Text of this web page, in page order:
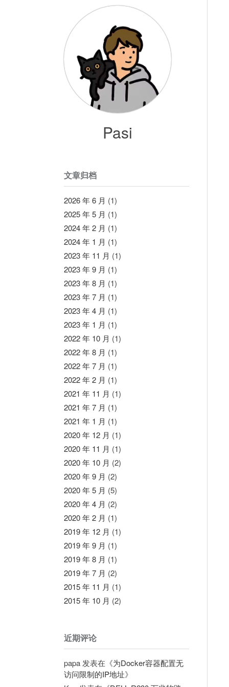
Pasi
文章归档
2026 年 6 月 (1)
2025 年 5 月 (1)
2024 年 2 月 (1)
2024 年 1 月 (1)
2023 年 11 月 (1)
2023 年 9 月 (1)
2023 年 8 月 (1)
2023 年 7 月 (1)
2023 年 4 月 (1)
2023 年 1 月 (1)
2022 年 10 月 (1)
2022 年 8 月 (1)
2022 年 7 月 (1)
2022 年 2 月 (1)
2021 年 11 月 (1)
2021 年 7 月 (1)
2021 年 1 月 (1)
2020 年 12 月 (1)
2020 年 11 月 (1)
2020 年 10 月 (2)
2020 年 9 月 (2)
2020 年 5 月 (5)
2020 年 4 月 (2)
2020 年 2 月 (1)
2019 年 12 月 (1)
2019 年 9 月 (1)
2019 年 8 月 (1)
2019 年 7 月 (2)
2015 年 11 月 (1)
2015 年 10 月 (2)
近期评论
papa 发表在《为Docker容器配置无
访问限制的IP地址》